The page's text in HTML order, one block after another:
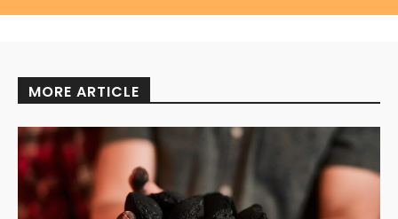
MORE ARTICLE